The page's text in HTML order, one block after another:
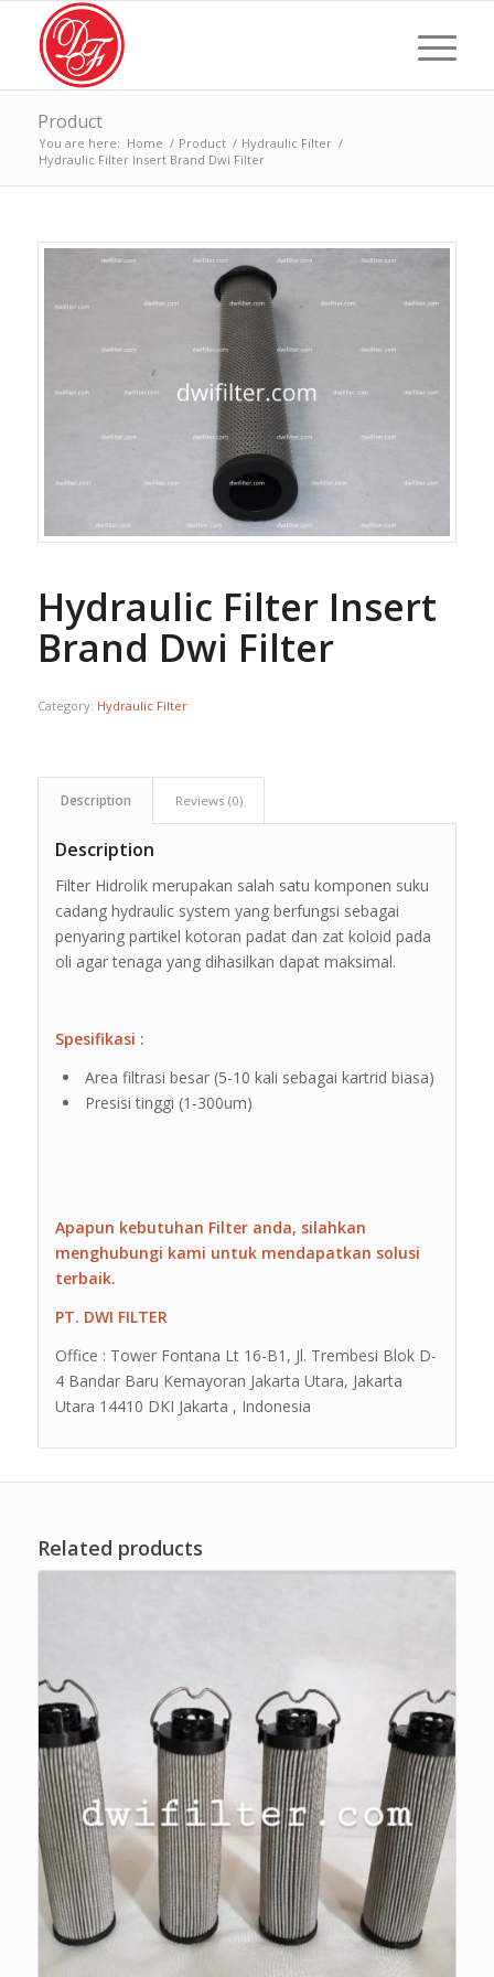
Product
You are here: Home / Product / Hydraulic Filter /
Hydraulic Filter Insert Brand Dwi Filter
Hydraulic Filter Insert
Brand Dwi Filter
Category: Hydraulic Filter
Description Reviews (0)
Description
Filter Hidrolik merupakan salah satu komponen suku
cadang hydraulic system yang berfungsi sebagai
penyaring partikel kotoran padat dan zat koloid pada
oli agar tenaga yang dihasilkan dapat maksimal.
Spesifikasi :
Area filtrasi besar (5-10 kali sebagai kartrid biasa)
Presisi tinggi (1-300um)
Apapun kebutuhan Filter anda, silahkan
menghubungi kami untuk mendapatkan solusi
terbaik.
PT. DWI FILTER
Office : Tower Fontana Lt 16-B1, Jl. Trembesi Blok D-
4 Bandar Baru Kemayoran Jakarta Utara, Jakarta
Utara 14410 DKI Jakarta , Indonesia
Related products